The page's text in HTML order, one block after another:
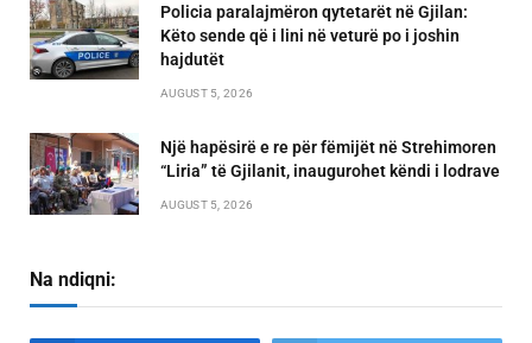
Policia paralajmëron qytetarët në Gjilan:
Këto sende që i lini në veturë po i joshin
hajdutët
AUGUST 5, 2026
Një hapësirë e re për fëmijët në Strehimoren
“Liria” të Gjilanit, inaugurohet këndi i lodrave
AUGUST 5, 2026
Na ndiqni: